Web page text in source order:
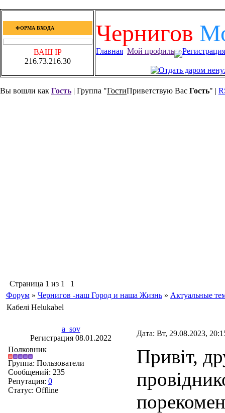
ФОРМА ВХОДА
ВАШ IP
216.73.216.30
Чернигов
Главная Мой профиль Регистрация
Вы вошли как Гость | Группа "ГостиПриветствую Вас Гость" |
Страница 1 из 1
1
Форум » Чернигов -наш Город и наша Жизнь » Актуальные
Кабелі Helukabel
a_sov
Регистрация 08.01.2022
Дата: Вт, 29.08.2023,
Полковник
Группа: Пользователи
Сообщений: 235
Репутация: 0
Статус: Offline
Привіт,